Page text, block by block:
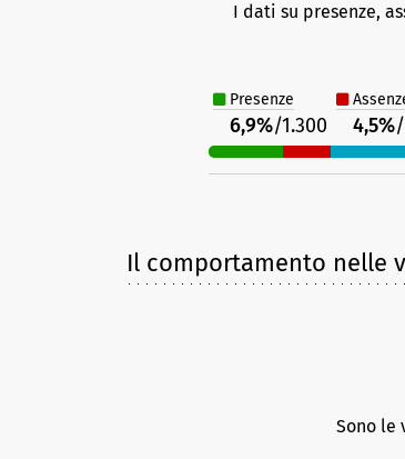
I dati su presenze,
Presenze
6,9%/1.300 4,5%
Il comportamento nelle
Sono le